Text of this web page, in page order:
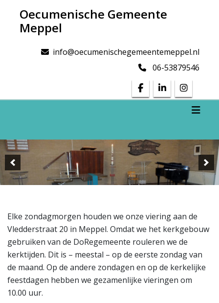
inhoud
Oecumenische Gemeente
Meppel
info@oecumenischegemeentemeppel.nl
06-53879546
Elke zondagmorgen houden we onze viering aan de
Vledderstraat 20 in Meppel. Omdat we het kerkgebouw
gebruiken van de DoRegemeente rouleren we de
kerktijden. Dit is – meestal – op de eerste zondag van
de maand. Op de andere zondagen en op de kerkelijke
feestdagen hebben we gezamenlijke vieringen om
10.00 uur.